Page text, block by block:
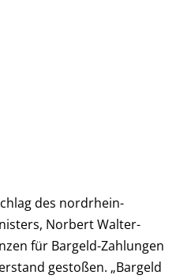
des nordrhein-
Norbert Walter-
für Bargeld-Zahlungen
gestoßen. „Bargeld